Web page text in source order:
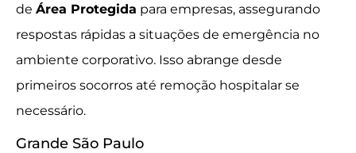
de Área Protegida para empresas, assegurando
respostas rápidas a situações de emergência no
ambiente corporativo. Isso abrange desde
primeiros socorros até remoção hospitalar se
necessário.
Grande São Paulo